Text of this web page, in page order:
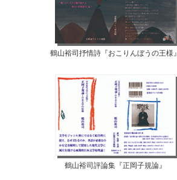
鶴山裕司抒情詩『おこりんぼうの王様』
鶴山裕司評論集『正岡子規論』